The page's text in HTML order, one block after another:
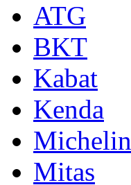
ATG
BKT
Kabat
Kenda
Michelin
Mitas